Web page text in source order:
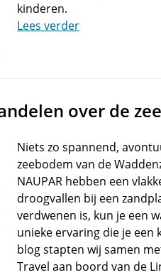
kinderen.
Lees verder
over de
Niets zo spannend,
zeebodem van de
NAUPAR hebben een
droogvallen bij een
verdwenen is, kun je een
unieke ervaring die je een
blog stapten wij samen
Travel aan boord van de